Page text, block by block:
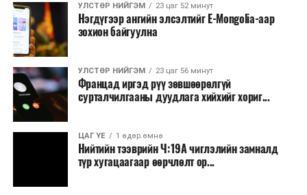
Хуулиар заавал мэдээлэхээс бусад кино,
контент, хэвлэлийн зардал;
Заавал олгохоос бусад тэтгэмж, урамшуулал.
Санхүүгийн хэмнэлтийн горимыг 2026 оны
арванхоёрдугаар сарын 31 хүртэл мөрдөнө. Харин
эрүүл мэндийн салбар уг хэмнэлтийн горимд
хамрагдахгүй бөгөөд цэцэрлэг, сургуулийн хүүхдийн
эрт илрүүлэг, вакцинжуулалт, томуу, томуу төст
өвчний эсрэг арга хэмжээ зэрэг зайлшгүй
үргэлжилнэ гэж Ерөнхий сайд Н.Учрал онцоллоо.
УЛСТӨР НИЙГЭМ 23 цаг 52 минут
Нэгдүгээр ангийн элсэлтийг E-Mongolia-аар
зохион байгуулна
УЛСТӨР НИЙГЭМ 23 цаг 56 минут
Францад иргэд рүү зөвшөөрөлгүй
сурталчилгааны дуудлага хийхийг хориг...
ЦАГ ҮЕ 1 өдөр.өмнө
Нийтийн тээврийн Ч:19А чиглэлийн замналд
түр хугацаагаар өөрчлөлт ор...